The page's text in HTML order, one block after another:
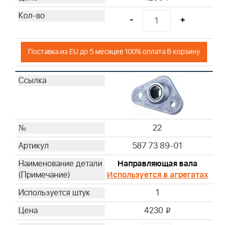
- +
Поставка из EU до 5 месяцев 100% оплата В корзину
22
587 73 89-01
Направляющая вала
Используется в агрегатах
1
4230 i